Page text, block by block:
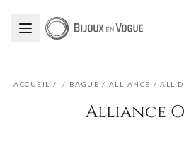
ACCUEIL / / BAGUE / ALLIANCE /
Alliance